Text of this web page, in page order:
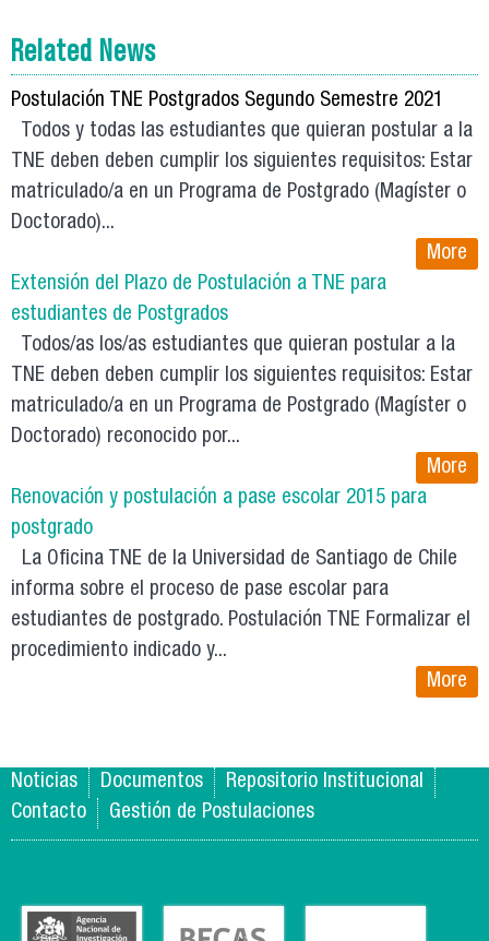
Related News
Postulación TNE Postgrados Segundo Semestre 2021
Todos y todas las estudiantes que quieran postular a la
TNE deben deben cumplir los siguientes requisitos: Estar
matriculado/a en un Programa de Postgrado (Magíster o
Doctorado)...
More
Extensión del Plazo de Postulación a TNE para
estudiantes de Postgrados
Todos/as los/as estudiantes que quieran postular a la
TNE deben deben cumplir los siguientes requisitos: Estar
matriculado/a en un Programa de Postgrado (Magíster o
Doctorado) reconocido por...
More
Renovación y postulación a pase escolar 2015 para
postgrado
La Oficina TNE de la Universidad de Santiago de Chile
informa sobre el proceso de pase escolar para
estudiantes de postgrado. Postulación TNE Formalizar el
procedimiento indicado y...
More
Noticias Documentos
Repositorio Institucional
Contacto
Gestión de Postulaciones